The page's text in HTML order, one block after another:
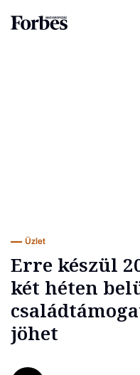
Üzlet
Erre készül
két héten
jöhet